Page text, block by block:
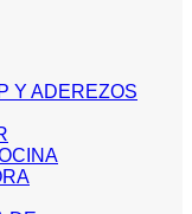
Y ADEREZOS